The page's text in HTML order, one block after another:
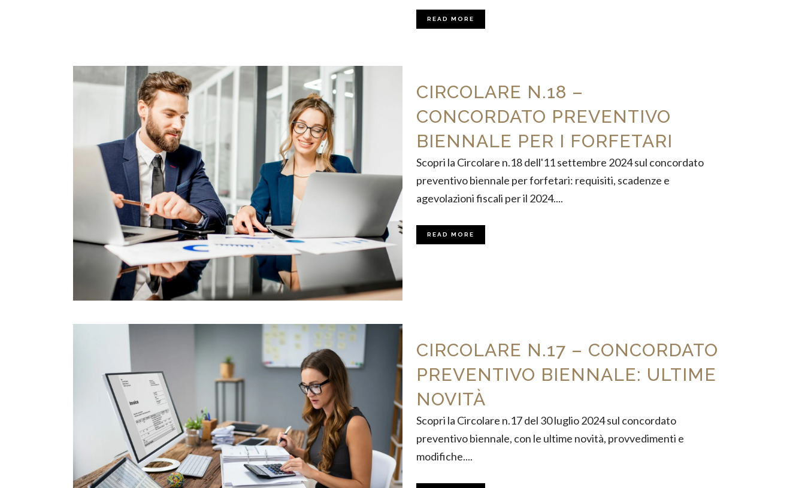
READ MORE
CIRCOLARE N.18 –
CONCORDATO PREVENTIVO
BIENNALE PER I FORFETARI
Scopri la Circolare n.18 dell'11 settembre 2024 sul concordato
preventivo biennale per forfetari: requisiti, scadenze e
agevolazioni fiscali per il 2024....
READ MORE
CIRCOLARE N.17 – CONCORDATO
PREVENTIVO BIENNALE: ULTIME
NOVITÀ
Scopri la Circolare n.17 del 30 luglio 2024 sul concordato
preventivo biennale, con le ultime novità, provvedimenti e
modifiche....